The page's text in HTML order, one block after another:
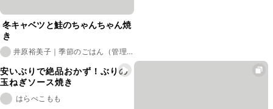
冬キャベツと鮭のちゃんちゃん焼
き
井原裕美子｜季節のごはん（管理
安いぶりで絶品おかず！ぶりの
玉ねぎソース焼き
はらぺこもも